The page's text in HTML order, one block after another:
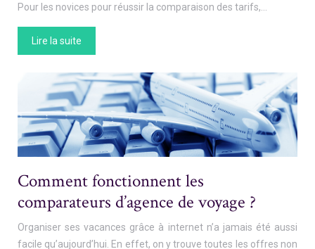
Pour les novices pour réussir la comparaison des tarifs,…
Lire la suite
Comment fonctionnent les
comparateurs d’agence de voyage ?
Organiser ses vacances grâce à internet n’a jamais été aussi
facile qu’aujourd’hui. En effet, on y trouve toutes les offres non